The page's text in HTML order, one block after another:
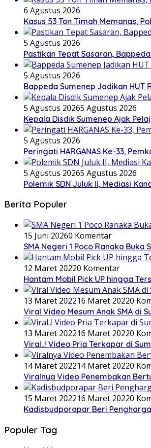
6 Agustus 2026
Kasus 53 Ton Timah Memanas,
5 Agustus 2026
Pastikan Tepat Sasaran,
5 Agustus 2026
Bappeda Sumenep Jadikan HUT
5 Agustus 20265 Agustus 2026
Kepala Disdik Sumenep Ajak
5 Agustus 2026
Peringati HARGANAS Ke-33,
5 Agustus 20265 Agustus 2026
Polemik SDN Juluk II, Mediasi
Berita Populer
15 Juni 20260 Komentar
SMA Negeri 1 Poco Ranaka
12 Maret 20220 Komentar
Hantam Mobil Pick UP hingga
13 Maret 202216 Maret 20220
Viral Video Mesum Anak SMA di
13 Maret 202216 Maret 20220
Viral..! Video Pria Terkapar di
14 Maret 202214 Maret 20220
Viralnya Video Penembakan
15 Maret 202216 Maret 20220
Kadisbudporapar Beri
Populer Tag